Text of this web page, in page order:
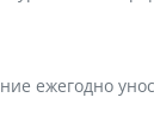
ежегодно